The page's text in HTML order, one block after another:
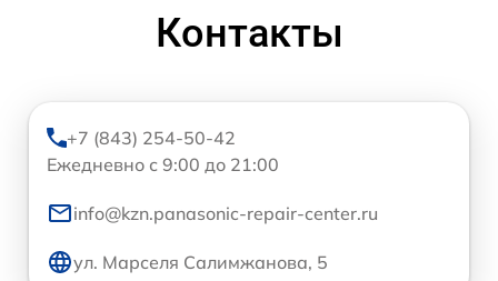
Контакты
+7 (843) 254-50-42
Ежедневно с 9:00 до 21:00
info@kzn.panasonic-repair-center.ru
ул. Марселя Салимжанова, 5